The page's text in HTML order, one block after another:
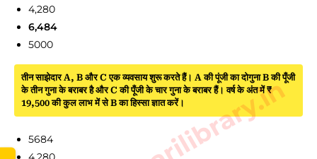
4,280
6,484
5000
तीन साझेदार A, B और C एक व्यवसाय शुरू करते हैं। A की पूंजी का दोगुना B की पूँजी
के तीन गुना के बराबर है और C की पूँजी के चार गुना के बराबर हैं। वर्ष के अंत में ₹
19,500 की कुल लाभ में से B का हिस्सा ज्ञात करें।
5684